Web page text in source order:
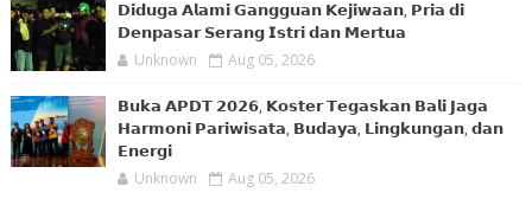
𝗗𝗶𝗱𝘂𝗴𝗮 𝗔𝗹𝗮𝗺𝗶 𝗚𝗮𝗻𝗴𝗴𝘂𝗮𝗻 𝗞𝗲𝗷𝗶𝘄𝗮𝗮𝗻, 𝗣𝗿𝗶𝗮 𝗱𝗶
𝗗𝗲𝗻𝗽𝗮𝘀𝗮𝗿 𝗦𝗲𝗿𝗮𝗻𝗴 𝗜𝘀𝘁𝗿𝗶 𝗱𝗮𝗻 𝗠𝗲𝗿𝘁𝘂𝗮
Unknown Aug 05, 2026
𝗕𝘂𝗸𝗮 𝗔𝗣𝗗𝗧 𝟮𝟬𝟮𝟲, 𝗞𝗼𝘀𝘁𝗲𝗿 𝗧𝗲𝗴𝗮𝘀𝗸𝗮𝗻 𝗕𝗮𝗹𝗶 𝗝𝗮𝗴𝗮
𝗛𝗮𝗿𝗺𝗼𝗻𝗶 𝗣𝗮𝗿𝗶𝘄𝗶𝘀𝗮𝘁𝗮, 𝗕𝘂𝗱𝗮𝘆𝗮, 𝗟𝗶𝗻𝗴𝗸𝘂𝗻𝗴𝗮𝗻, 𝗱𝗮𝗻
𝗘𝗻𝗲𝗿𝗴𝗶
Unknown Aug 05, 2026